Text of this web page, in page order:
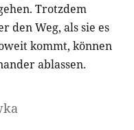
Trotzdem
den Weg, als sie es
kommt, können
ablassen.